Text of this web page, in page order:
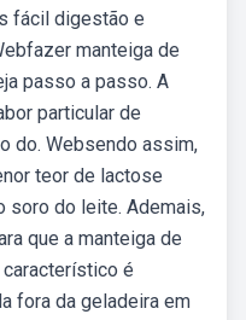
fácil digestão e
manteiga de
passo a passo. A
particular de
do. Websendo assim,
teor de lactose
soro do leite. Ademais,
que a manteiga de
é
fora da geladeira em